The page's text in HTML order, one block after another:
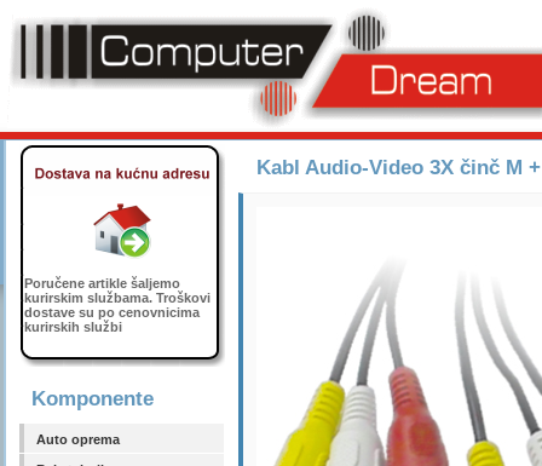
Poručene artikle šaljemo
kurirskim službama. Troškovi
dostave su po cenovnicima
kurirskih službi
Komponente
Auto oprema
Kabl Audio-Video 3X činč M